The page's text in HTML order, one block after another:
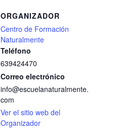
ORGANIZADOR
Centro de Formación
Naturalmente
Teléfono
639424470
Correo electrónico
info@escuelanaturalmente.
com
Ver el sitio web del
Organizador